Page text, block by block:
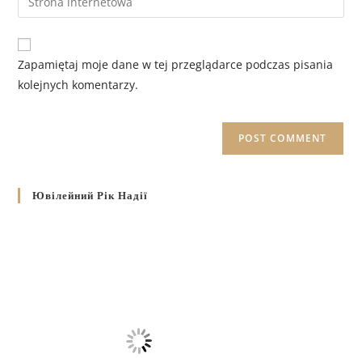
Zapamiętaj moje dane w tej przeglądarce podczas pisania
kolejnych komentarzy.
Ювілейний Рік Надії